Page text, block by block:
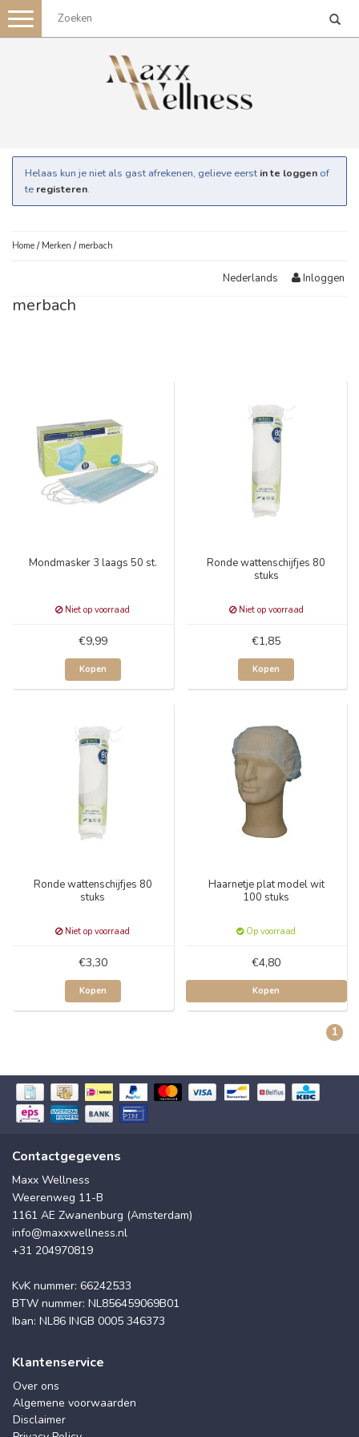
Toggle
navigation
Helaas kun je niet als gast afrekenen, gelieve eerst in te loggen of
te registeren.
Home / Merken / merbach
Nederlands Inloggen
merbach
Mondmasker 3 laags 50 st.
Niet op voorraad
€9,99
Kopen
Ronde wattenschijfjes 80
stuks
Niet op voorraad
€1,85
Kopen
Ronde wattenschijfjes 80
stuks
Niet op voorraad
€3,30
Kopen
Haarnetje plat model wit
100 stuks
Op voorraad
€4,80
Kopen
1
Contactgegevens
Maxx Wellness
Weerenweg 11-B
1161 AE Zwanenburg (Amsterdam)
info@maxxwellness.nl
+31 204970819
KvK nummer: 66242533
BTW nummer: NL856459069B01
Iban: NL86 INGB 0005 346373
Klantenservice
Over ons
Algemene voorwaarden
Disclaimer